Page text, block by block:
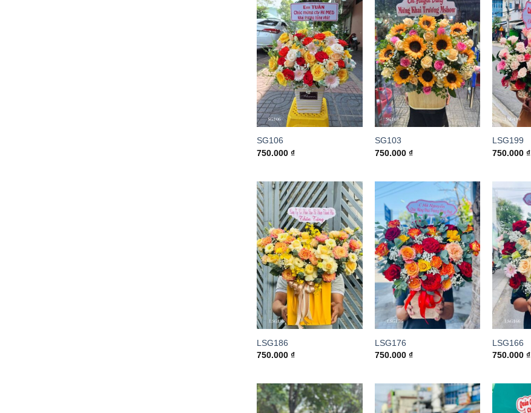
SG106
750.000₫
SG103
750.000 ₫
LSG199
750.000₫
LSG186
750.000₫
LSG176
750.000 ₫
LSG166
750.000₫